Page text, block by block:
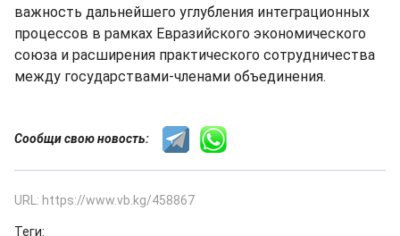
важность дальнейшего углубления интеграционных
процессов в рамках Евразийского экономического
союза и расширения практического сотрудничества
между государствами-членами объединения.
Сообщи свою новость:
URL: https://www.vb.kg/458867
Теги: